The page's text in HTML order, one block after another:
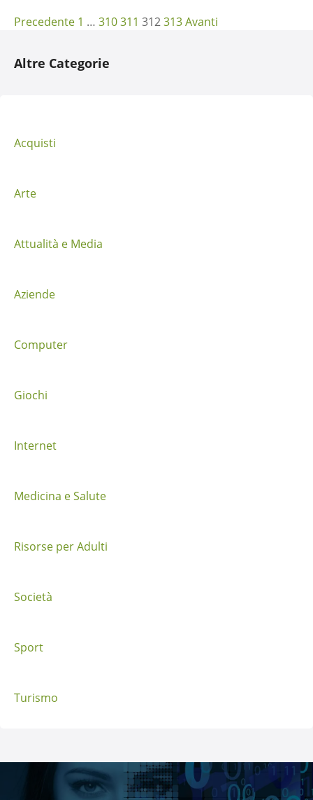
N
a
g
z
o
n
t
a
p
o
t
Precedente 1 … 310311 312313Avanti
Altre Categorie
Acquisti
Arte
Attualità e Media
Aziende
Computer
Giochi
Internet
Medicina e Salute
Risorse per Adulti
Società
Sport
Turismo